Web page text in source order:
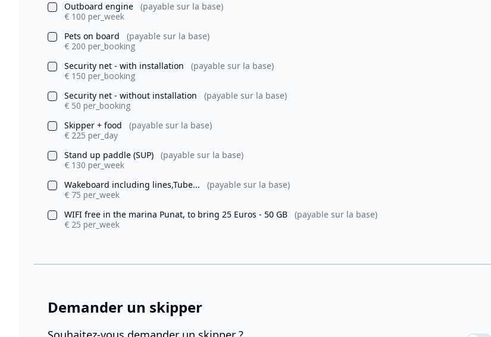
Outboard engine
(payable sur la base)
€ 100 per_week
Pets on board
(payable sur la base)
€ 200 per_booking
Security net - with installation
(payable sur la base)
€ 150 per_booking
Security net - without installation
(payable sur la base)
€ 50 per_booking
Skipper + food
(payable sur la base)
€ 225 per_day
Stand up paddle (SUP)
(payable sur la base)
€ 130 per_week
Wakeboard including lines,Tube...
(payable sur la base)
€ 75 per_week
WIFI free in the marina Punat, to bring 25 Euros - 50 GB
(payable sur la base)
€ 25 per_week
Demander un skipper